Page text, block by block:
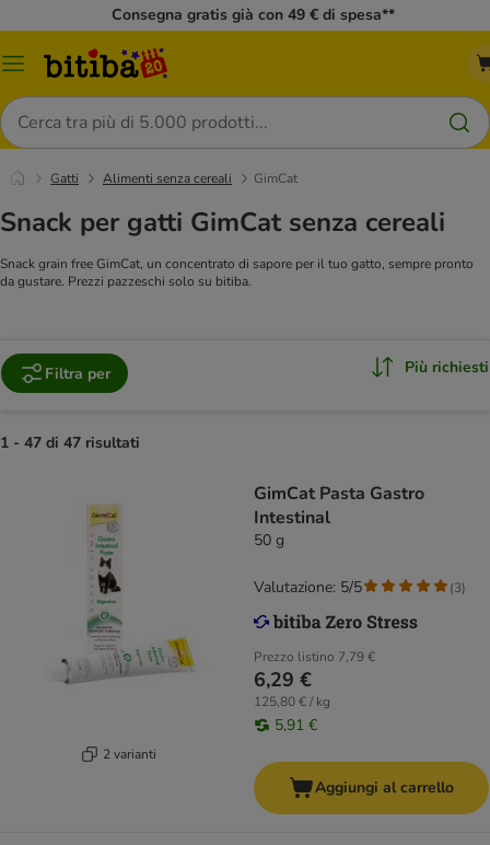
Consegna gratis già con 49 € di spesa**
Overview
Cerca
Gatti Alimenti senza cereali GimCat
Snack per gatti GimCat senza cereali
Snack grain free GimCat, un concentrato di sapore per il tuo gatto, sempre pronto
da gustare. Prezzi pazzeschi solo su bitiba.
Filtra per Più richiesti
1 - 47 di 47 risultati
2 varianti
GimCat Pasta Gastro
Intestinal
50 g
Prezzo listino 7,79 €
6,29 €
125,80 € / kg
5,91 €
Valutazione: 5/5 (3)
Aggiungi al carrello